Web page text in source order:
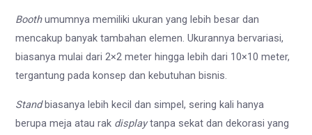
Boothumumnya memiliki ukuran yang lebih besar dan
mencakup banyak tambahan elemen. Ukurannya bervariasi,
biasanya mulai dari 2×2 meter hingga lebih dari 10×10 meter,
tergantung pada konsep dan kebutuhan bisnis.
Standbiasanya lebih kecil dan simpel, sering kali hanya
berupa meja atau rak displaytanpa sekat dan dekorasi yang